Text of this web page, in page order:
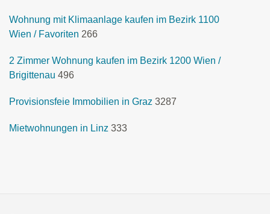
Wohnung mit Klimaanlage kaufen im Bezirk 1100
Wien / Favoriten 266
2 Zimmer Wohnung kaufen im Bezirk 1200 Wien /
Brigittenau 496
Provisionsfeie Immobilien in Graz 3287
Mietwohnungen in Linz 333